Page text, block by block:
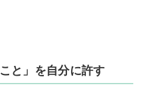
と」を自分に許す